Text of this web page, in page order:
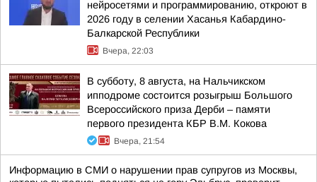
нейросетями и программированию, откроют в
2026 году в селении Хасанья Кабардино-
Балкарской Республики
Вчера, 22:03
В субботу, 8 августа, на Нальчикском
ипподроме состоится розыгрыш Большого
Всероссийского приза Дерби – памяти
первого президента КБР В.М. Кокова
Вчера, 21:54
Информацию в СМИ о нарушении прав супругов из Москвы,